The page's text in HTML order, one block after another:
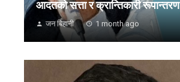
आदतको सत्ता र क्रान्तिकारी रूपान्तरण
जन बिहानी 1 month ago